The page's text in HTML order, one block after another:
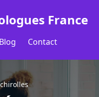
France
Blog Contact